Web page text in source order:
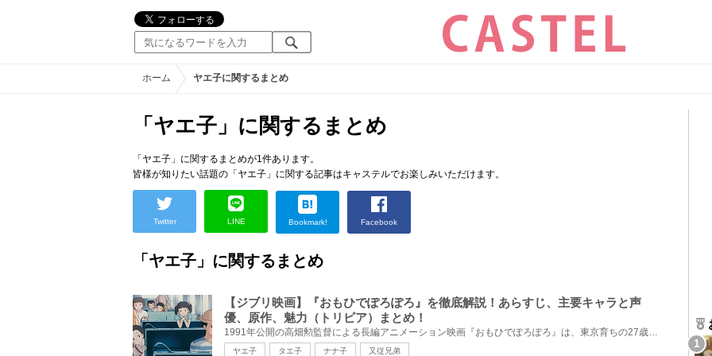
ホーム ヤエ子に関するまとめ
「ヤエ子」に関するまとめ
「ヤエ子」に関するまとめが1件あります。
皆様が知りたい話題の「ヤエ子」に関する記事はキャステルでお楽しみいただけます。
Twitter LINE Bookmark! Facebook
「ヤエ子」に関するまとめ
【ジブリ映画】『おもひでぽろぽろ』を徹底解説！あらすじ、主要キャラと声
優、原作、魅力（トリビア）まとめ！
1991年公開の高畑勲監督による長編アニメーション映画『おもひでぽろぽろ』は、東京育ちの27歳のOL・タ...
ヤエ子 タエ子 ナナ子 又従兄弟